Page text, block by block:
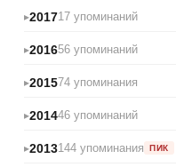
201717 упоминаний
201656 упоминаний
201574 упоминания
201446 упоминаний
2013144 упоминания ПИК